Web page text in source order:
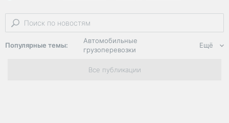
дтп с несколькими грузовиками
Популярные темы:
Автомобильные
грузоперевозки
Региональная
логистика
Ещё
Все публикации